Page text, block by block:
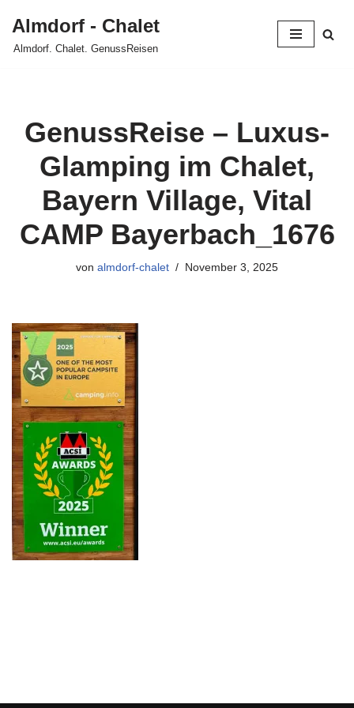
Zum
Almdorf - Chalet
Almdorf. Chalet. GenussReisen
GenussReise – Luxus-
Glamping im Chalet,
Bayern Village, Vital
CAMP Bayerbach_1676
von almdorf-chalet November 3, 2025